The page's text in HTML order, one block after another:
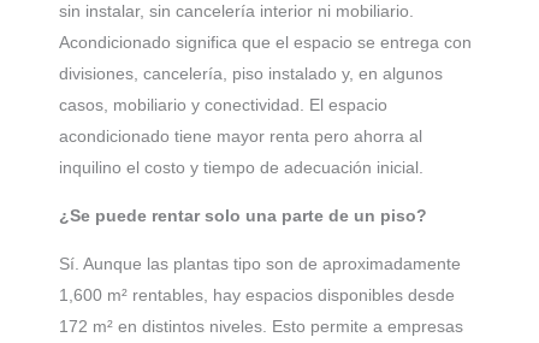
sin instalar, sin cancelería interior ni mobiliario.
Acondicionado significa que el espacio se entrega con
divisiones, cancelería, piso instalado y, en algunos
casos, mobiliario y conectividad. El espacio
acondicionado tiene mayor renta pero ahorra al
inquilino el costo y tiempo de adecuación inicial.
¿Se puede rentar solo una parte de un piso?
Sí. Aunque las plantas tipo son de aproximadamente
1,600 m² rentables, hay espacios disponibles desde
172 m² en distintos niveles. Esto permite a empresas